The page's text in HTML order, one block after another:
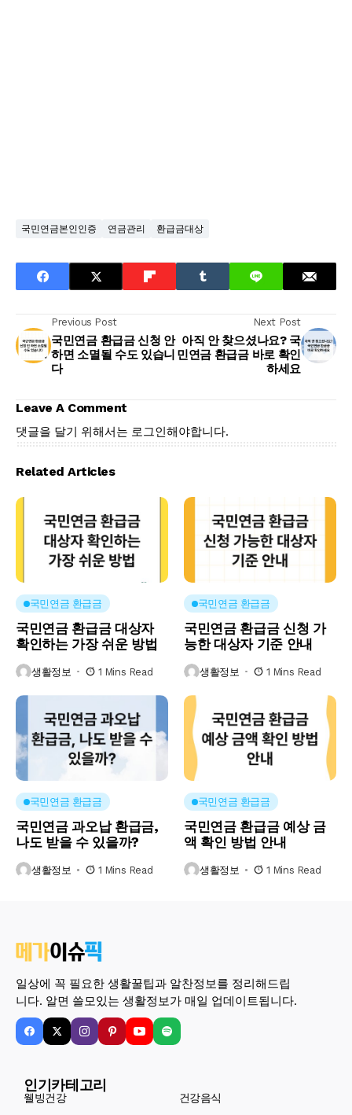
국민연금본인인증 연금관리 환급금대상
Previous Post
국민연금 환급금 신청 안
하면 소멸될 수도 있습니
다
Next Post
아직 안 찾으셨나요? 국
민연금 환급금 바로 확인
하세요
Leave A Comment
댓글을 달기 위해서는 로그인해야합니다.
Related Articles
국민연금 환급금
국민연금 환급금 대상자
확인하는 가장 쉬운 방법
생활정보 1 Mins Read
국민연금 환급금
국민연금 환급금 신청 가
능한 대상자 기준 안내
생활정보 1 Mins Read
국민연금 환급금
국민연금 과오납 환급금,
나도 받을 수 있을까?
생활정보 1 Mins Read
국민연금 환급금
국민연금 환급금 예상 금
액 확인 방법 안내
생활정보 1 Mins Read
일상에 꼭 필요한 생활꿀팁과 알찬정보를 정리해드립
니다. 알면 쓸모있는 생활정보가 매일 업데이트됩니다.
인기카테고리
웰빙건강
건강음식